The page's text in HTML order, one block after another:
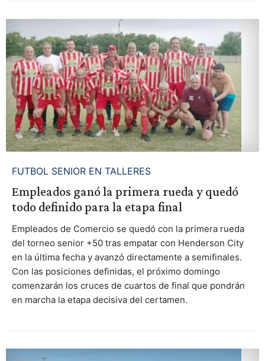
FUTBOL SENIOR EN TALLERES
Empleados ganó la primera rueda y quedó
todo definido para la etapa final
Empleados de Comercio se quedó con la primera rueda
del torneo senior +50 tras empatar con Henderson City
en la última fecha y avanzó directamente a semifinales.
Con las posiciones definidas, el próximo domingo
comenzarán los cruces de cuartos de final que pondrán
en marcha la etapa decisiva del certamen.